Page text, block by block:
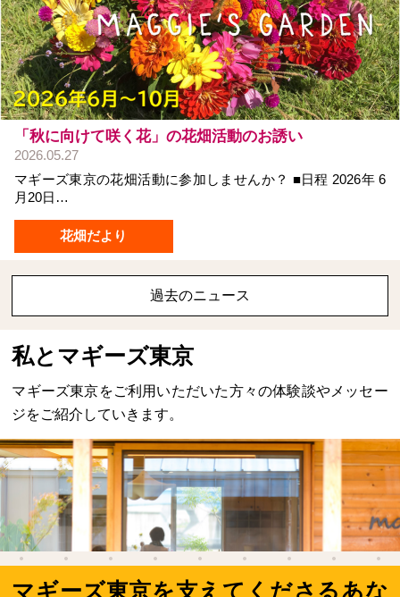
「秋に向けて咲く花」の花畑活動のお誘い
2026.05.27
マギーズ東京の花畑活動に参加しませんか？ ■日程 2026年 6
月20日…
花畑だより
過去のニュース
私とマギーズ東京
マギーズ東京をご利用いただいた方々の体験談やメッセー
ジをご紹介していきます。
マギーズ東京を支えてくださるあな